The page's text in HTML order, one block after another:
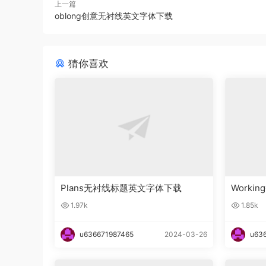
上一篇
oblong创意无衬线英文字体下载
猜你喜欢
Plans无衬线标题英文字体下载
1.97k
u636671987465 2024-03-26
体下载
1.85k